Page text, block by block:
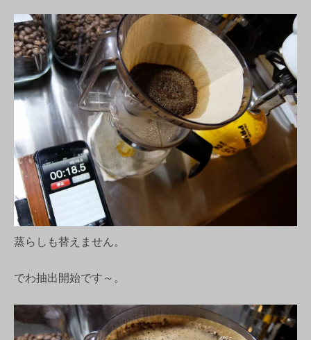
蒸らしも替えません。
でわ抽出開始です～。